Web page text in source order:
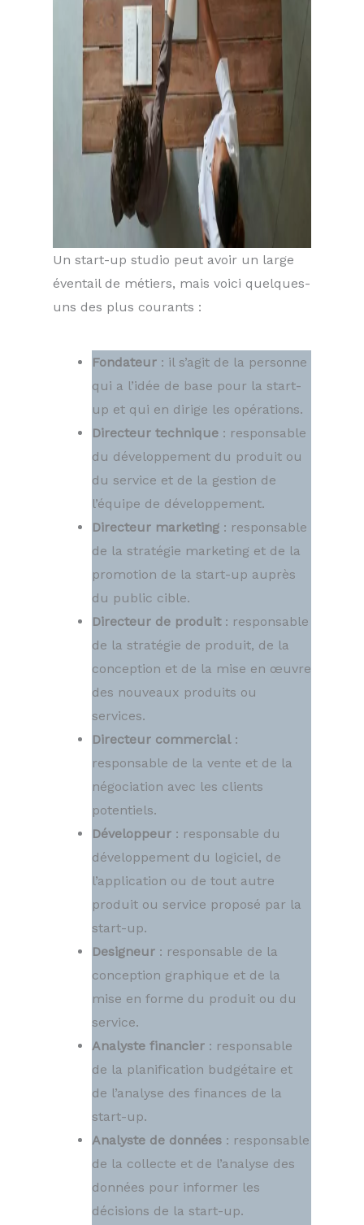
Un start-up studio peut avoir un large
éventail de métiers, mais voici quelques-
uns des plus courants :
Fondateur : il s’agit de la personne
qui a l’idée de base pour la start-
up et qui en dirige les opérations.
Directeur technique : responsable
du développement du produit ou
du service et de la gestion de
l’équipe de développement.
Directeur marketing : responsable
de la stratégie marketing et de la
promotion de la start-up auprès
du public cible.
Directeur de produit : responsable
de la stratégie de produit, de la
conception et de la mise en œuvre
des nouveaux produits ou
services.
Directeur commercial:
responsable de la vente et de la
négociation avec les clients
potentiels.
Développeur : responsable du
développement du logiciel, de
l’application ou de tout autre
produit ou service proposé par la
start-up.
Designeur : responsable de la
conception graphique et de la
mise en forme du produit ou du
service.
Analyste financier : responsable
de la planification budgétaire et
de l’analyse des finances de la
start-up.
Analyste de données : responsable
de la collecte et de l’analyse des
données pour informer les
décisions de la start-up.